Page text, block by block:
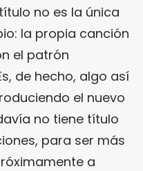
no es la única
la propia canción
el patrón
de hecho, algo así
el nuevo
no tiene título
para ser más
a